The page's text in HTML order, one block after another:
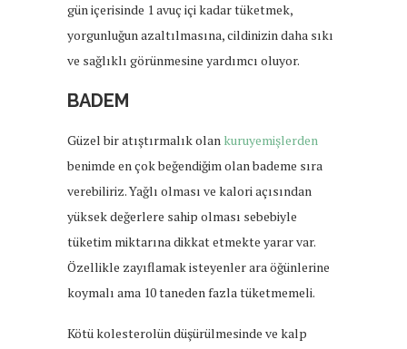
gün içerisinde 1 avuç içi kadar tüketmek,
yorgunluğun azaltılmasına, cildinizin daha sıkı
ve sağlıklı görünmesine yardımcı oluyor.
BADEM
Güzel bir atıştırmalık olan kuruyemişlerden
benimde en çok beğendiğim olan bademe sıra
verebiliriz. Yağlı olması ve kalori açısından
yüksek değerlere sahip olması sebebiyle
tüketim miktarına dikkat etmekte yarar var.
Özellikle zayıflamak isteyenler ara öğünlerine
koymalı ama 10 taneden fazla tüketmemeli.
Kötü kolesterolün düşürülmesinde ve kalp